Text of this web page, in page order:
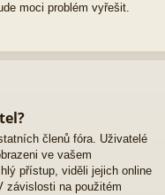
moci problém vyřešit.
členů fóra. Uživatelé
ve vašem
přístup, viděli jejich online
závislosti na použitém